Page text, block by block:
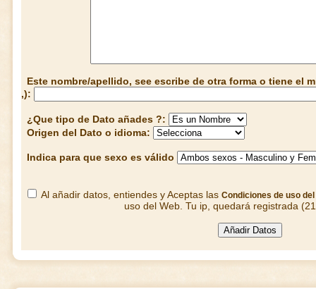
Este nombre/apellido, see escribe de otra forma o tiene el
,):
¿Que tipo de Dato añades ?:
Origen del Dato o idioma:
Indica para que sexo es válido
Al añadir datos, entiendes y Aceptas las Condiciones de uso del
uso del Web. Tu ip, quedará registrada